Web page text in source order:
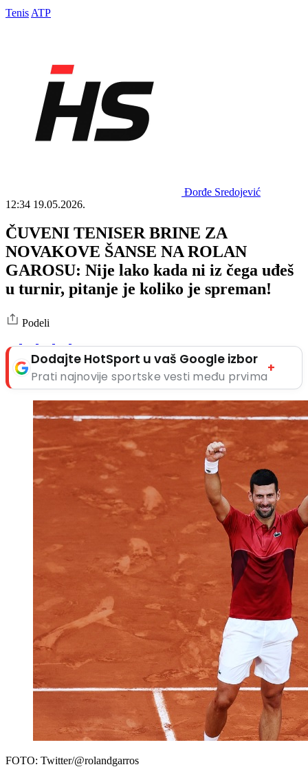
Tenis ATP
Đorđe Sredojević
12:34 19.05.2026.
ČUVENI TENISER BRINE ZA
NOVAKOVE ŠANSE NA ROLAN
GAROSU: Nije lako kada ni iz čega uđeš
u turnir, pitanje je koliko je spreman!
Podeli
Dodajte HotSport u vaš Google izbor
Prati najnovije sportske vesti među prvima
+
FOTO: Twitter/@rolandgarros